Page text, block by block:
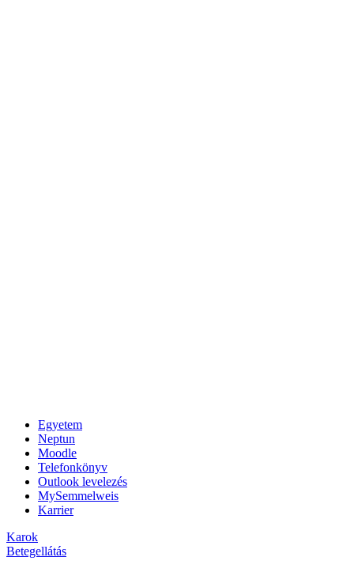
Egyetem
Neptun
Moodle
Telefonkönyv
Outlook levelezés
MySemmelweis
Karrier
Karok
Betegellátás